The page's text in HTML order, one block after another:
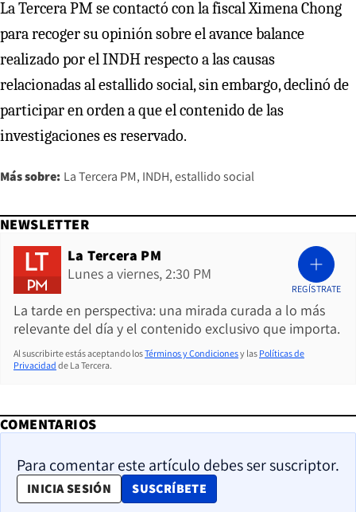
La Tercera PM se contactó con la fiscal Ximena Chong
para recoger su opinión sobre el avance balance
realizado por el INDH respecto a las causas
relacionadas al estallido social, sin embargo, declinó de
participar en orden a que el contenido de las
investigaciones es reservado.
Más sobre: La Tercera PM INDH estallido social
NEWSLETTER
La Tercera PM
Lunes a viernes, 2:30 PM
La tarde en perspectiva: una mirada curada a lo más
relevante del día y el contenido exclusivo que importa.
REGÍSTRATE
Al suscribirte estás aceptando losTérminos y Condicionesy las Políticas de
Privacidad de La Tercera.
COMENTARIOS
Para comentar este artículo debes ser suscriptor.
INICIA SESIÓN SUSCRÍBETE
OPENS IN NEW WINDOW